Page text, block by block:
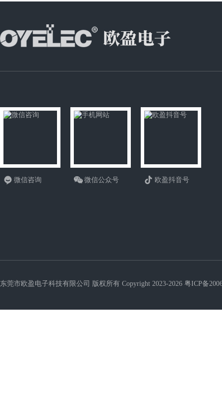
微信咨询 微信公众号 欧盈抖音号
东莞市欧盈电子科技有限公司 版权所有 Copyright 2023-2026 粤ICP备